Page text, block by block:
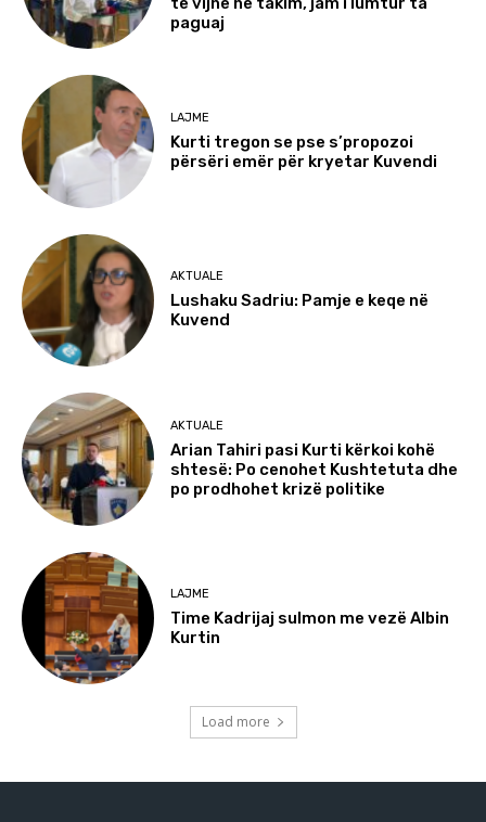
paguaj
LAJME
Kurti tregon se pse s’propozoi
përsëri emër për kryetar Kuvendi
AKTUALE
Lushaku Sadriu: Pamje e keqe në
Kuvend
AKTUALE
Arian Tahiri pasi Kurti kërkoi kohë
shtesë: Po cenohet Kushtetuta dhe
po prodhohet krizë politike
LAJME
Time Kadrijaj sulmon me vezë Albin
Kurtin
Load more